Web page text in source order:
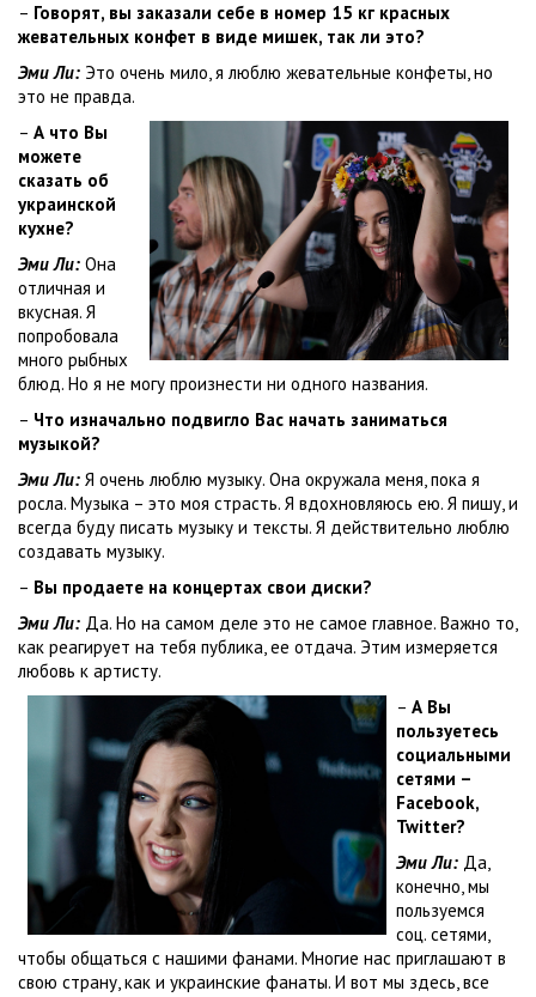
– Говорят, вы заказали себе в номер 15 кг красных
жевательных конфет в виде мишек, так ли это?
Эми Ли: Это очень мило, я люблю жевательные конфеты, но
это не правда.
– А что Вы
можете
сказать об
украинской
кухне?
Эми Ли: Она
отличная и
вкусная. Я
попробовала
много рыбных
блюд. Но я не могу произнести ни одного названия.
– Что изначально подвигло Вас начать заниматься
музыкой?
Эми Ли: Я очень люблю музыку. Она окружала меня, пока я
росла. Музыка – это моя страсть. Я вдохновляюсь ею. Я пишу, и
всегда буду писать музыку и тексты. Я действительно люблю
создавать музыку.
– Вы продаете на концертах свои диски?
Эми Ли: Да. Но на самом деле это не самое главное. Важно то,
как реагирует на тебя публика, ее отдача. Этим измеряется
любовь к артисту.
– А Вы
пользуетесь
социальными
сетями –
Facebook,
Twitter?
Эми Ли: Да,
конечно, мы
пользуемся
соц. сетями,
чтобы общаться с нашими фанами. Многие нас приглашают в
свою страну, как и украинские фанаты. И вот мы здесь, все